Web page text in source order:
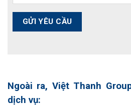
Ngoài ra, Việt Thanh
dịch vụ: